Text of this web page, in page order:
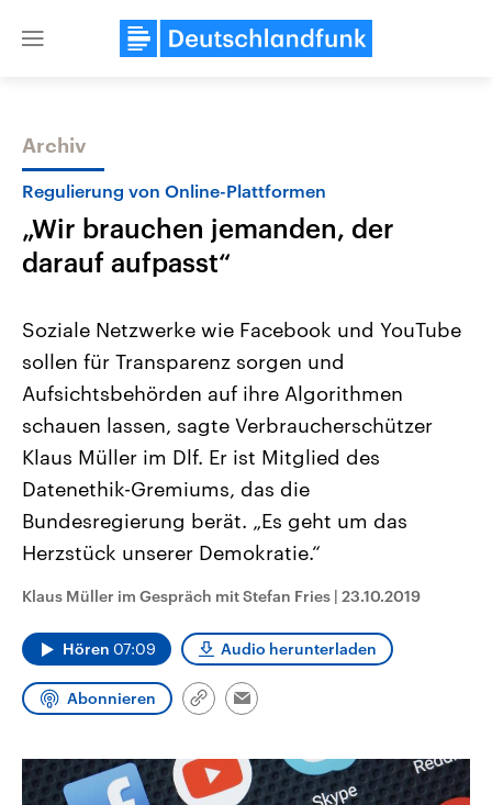
Close
Themen
Landtagswahl Sachsen-Anhalt
2026
Alle Informationen
Sachsen-Anhalt wählt am 6.
September 2026 einen neuen
Landtag. Seit 2021 wird das
Bundesland von einer Koalition aus
Umfragen, Prognosen,
Wahlprogramme, aktuelle Berichte
und Hintergründe zu den Parteien
Wahl.
USA
Aktuelle Beiträge,
Hintergründe
Wirtschaftlich und
gehören die Vereinigten
den mächtigsten Ländern
mit großem Einfluss auf
Sendungen Programm Podcasts
Archiv
Regulierung von Online-Plattformen
„Wir brauchen jemanden, der
darauf aufpasst“
Soziale Netzwerke wie Facebook und YouTube
sollen für Transparenz sorgen und
Aufsichtsbehörden auf ihre Algorithmen
schauen lassen, sagte Verbraucherschützer
Klaus Müller im Dlf. Er ist Mitglied des
Datenethik-Gremiums, das die
Bundesregierung berät. „Es geht um das
Herzstück unserer Demokratie.“
Klaus Müller im Gespräch mit Stefan Fries | 23.10.2019
Hören 07:09 Audio herunterladen
Abonnieren
Link
Email